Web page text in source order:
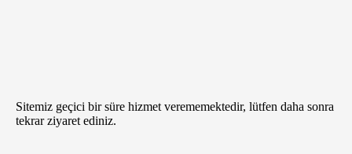
Sitemiz geçici bir süre hizmet verememektedir, lütfen daha sonra
tekrar ziyaret ediniz.